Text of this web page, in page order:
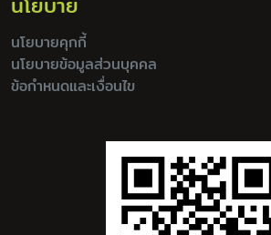
นโยบายคุกกี้
นโยบายข้อมูลส่วนบุคคล
ข้อกำหนดและเงื่อนไข